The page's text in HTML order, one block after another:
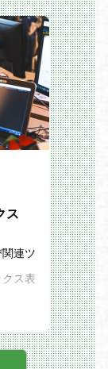
ス
連ツ
ス表